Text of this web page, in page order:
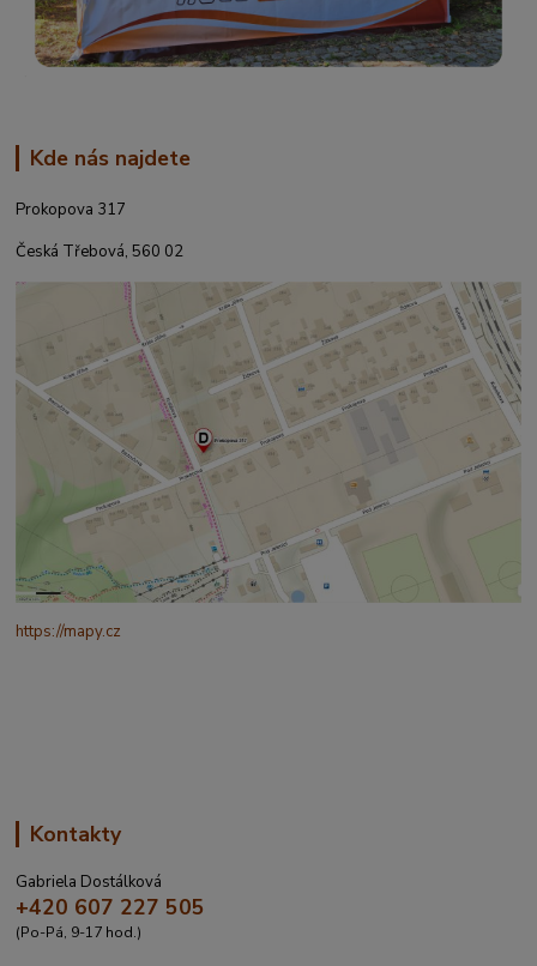
Kde nás najdete
Prokopova 317
Česká Třebová, 560 02
https://mapy.cz
Kontakty
Gabriela Dostálková
+420 607 227 505
(Po-Pá, 9-17 hod.)